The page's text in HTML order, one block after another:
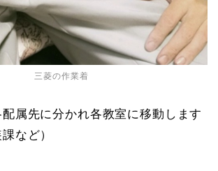
三菱の作業着
属先に分かれ各教室に移動します
など）